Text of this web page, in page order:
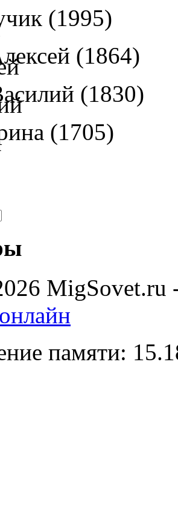
(1995)
(1864)
(1830)
(1705)
MigSovet.ru
памяти: